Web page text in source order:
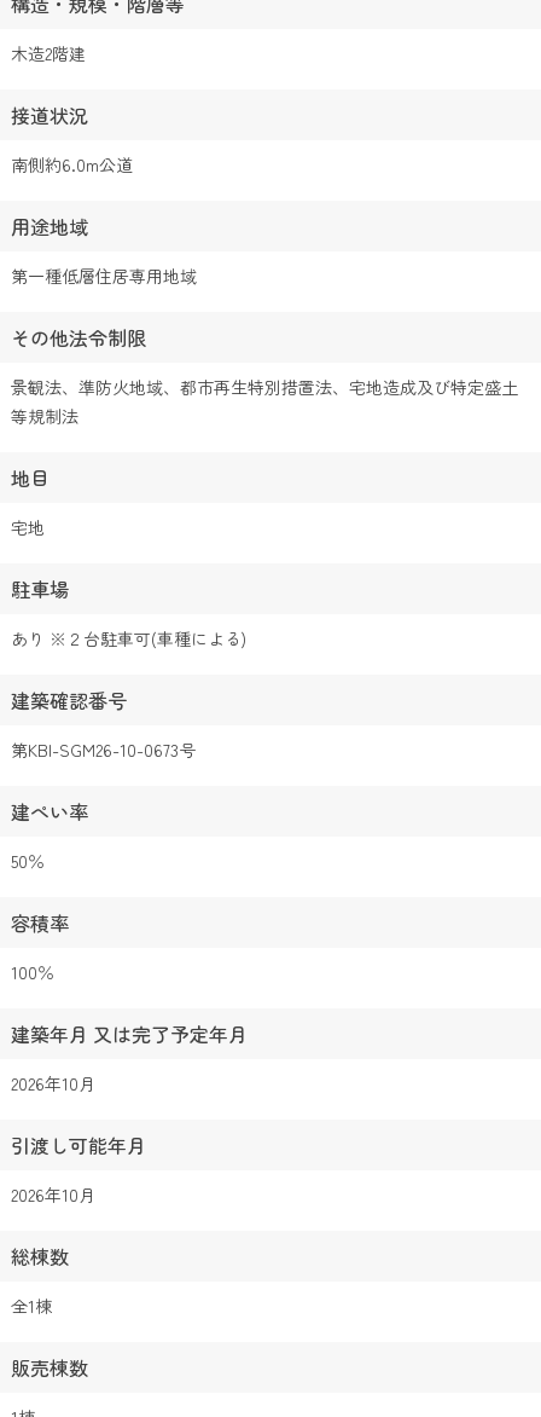
木造2階建
接道状況
南側約6.0m公道
用途地域
第一種低層住居専用地域
その他法令制限
景観法、準防火地域、都市再生特別措置法、宅地造成及び特定盛土
等規制法
地目
宅地
駐車場
あり ※２台駐車可(車種による)
建築確認番号
第KBI-SGM26-10-0673号
建ぺい率
50％
容積率
100％
建築年月 又は完了予定年月
2026年10月
引渡し可能年月
2026年10月
総棟数
全1棟
販売棟数